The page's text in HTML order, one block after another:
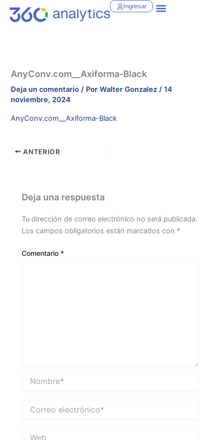
Ingresar
AnyConv.com__Axiforma-Black
Deja un comentario / PorWalter Gonzalez/14
noviembre, 2024
AnyConv.com__Axiforma-Black
ANTERIOR
Deja una respuesta
Tu dirección de correo electrónico no será publicada.
Los campos obligatorios están marcados con *
Comentario *
electrónico*